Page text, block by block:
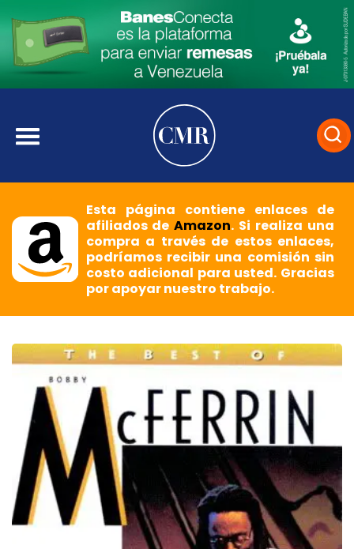
Esta página contiene enlaces de
afiliados deAmazon. Si realiza una
compra a través de estos enlaces,
podríamos recibir una comisión sin
costo adicional para usted. Gracias
por apoyar nuestro trabajo.